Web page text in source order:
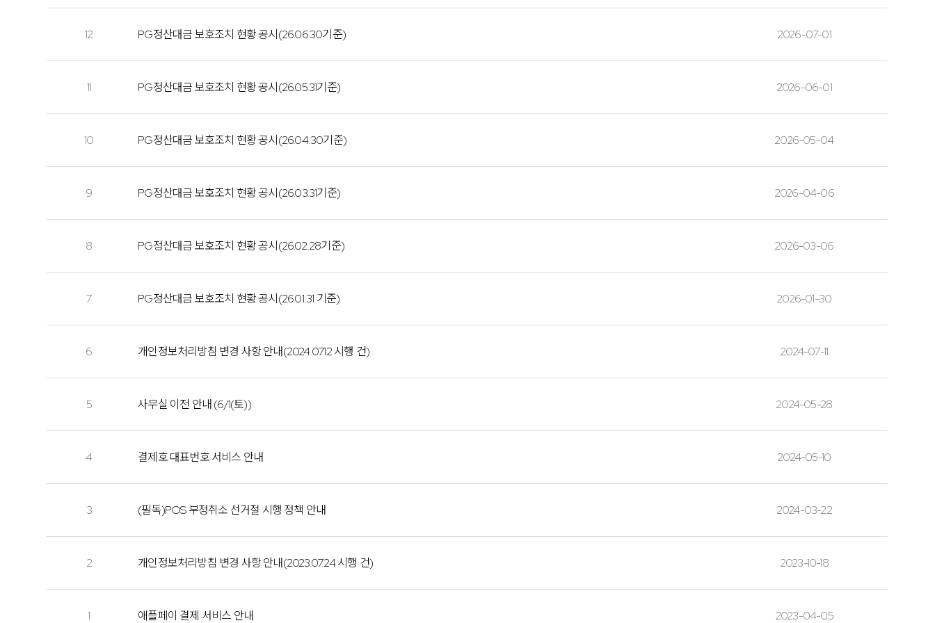
12 PG정산대금 보호조치 현황 공시(26.06.30기준) 2026-07-01
11 PG정산대금 보호조치 현황 공시(26.05.31기준) 2026-06-01
10 PG정산대금 보호조치 현황 공시(26.04.30기준) 2026-05-04
9 PG정산대금 보호조치 현황 공시(26.03.31기준) 2026-04-06
8 PG정산대금 보호조치 현황 공시(26.02.28기준) 2026-03-06
7 PG정산대금 보호조치 현황 공시(26.01.31 기준) 2026-01-30
6 개인정보처리방침 변경 사항 안내(2024.07.12 시행 건) 2024-07-11
5 사무실 이전 안내 (6/1(토)) 2024-05-28
4 결제호 대표번호 서비스 안내 2024-05-10
3 (필독)POS 부정취소 선거절 시행 정책 안내 2024-03-22
2 개인정보처리방침 변경 사항 안내(2023.07.24 시행 건) 2023-10-18
1 애플페이 결제 서비스 안내 2023-04-05